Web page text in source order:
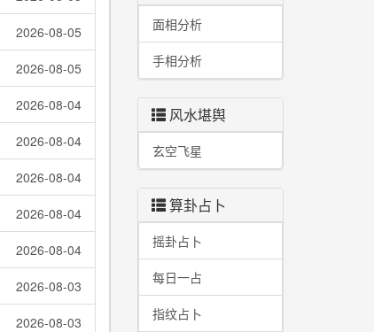
2026-08-05
2026-08-05
2026-08-04
2026-08-04
2026-08-04
2026-08-04
2026-08-04
2026-08-03
2026-08-03
面相分析
手相分析
风水堪舆
玄空飞星
算卦占卜
摇卦占卜
每日一占
指纹占卜